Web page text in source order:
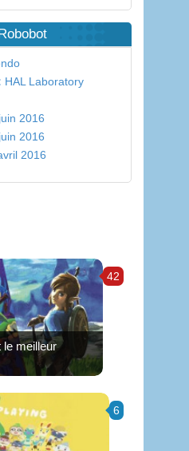
HAL Laboratory
2016
2016
2016
42
le meilleur
6